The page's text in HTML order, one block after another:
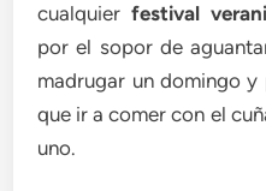
cualquierfestival
por el sopor de
madrugar un domingo
que ir a comer con el
uno.